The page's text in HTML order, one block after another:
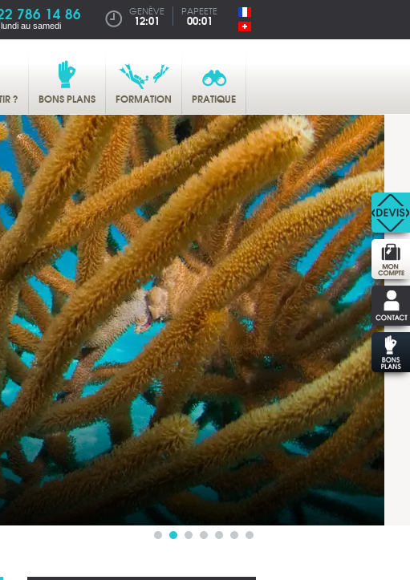
786 14 86
au samedi
GENÈVE
12:01
PAPEETE
00:01
? BONS PLANS FORMATION PRATIQUE